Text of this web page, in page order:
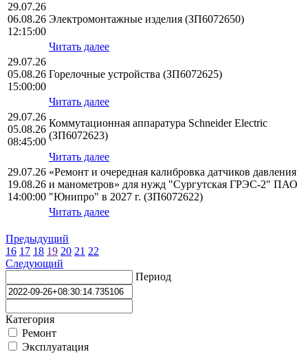
29.07.26
06.08.26
12:15:00
Электромонтажные изделия (ЗП6072650)
Читать далее
29.07.26
05.08.26
15:00:00
Горелочные устройства (ЗП6072625)
Читать далее
29.07.26
05.08.26
08:45:00
Коммутационная аппаратура Schneider Electric
(ЗП6072623)
Читать далее
29.07.26
19.08.26
14:00:00
«Ремонт и очередная калибровка датчиков давления
и манометров» для нужд "Сургутская ГРЭС-2" ПАО
"Юнипро" в 2027 г. (ЗП6072622)
Читать далее
Предыдущий
16 17 18 19 20 21 22
Следующий
Период
Категория
Ремонт
Эксплуатация